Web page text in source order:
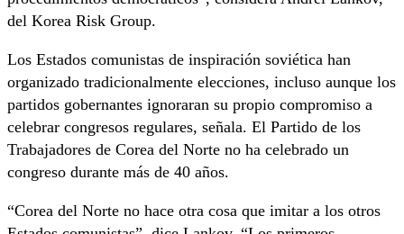
del Korea Risk Group.
Los Estados comunistas de inspiración soviética han
organizado tradicionalmente elecciones, incluso aunque los
partidos gobernantes ignoraran su propio compromiso a
celebrar congresos regulares, señala. El Partido de los
Trabajadores de Corea del Norte no ha celebrado un
congreso durante más de 40 años.
“Corea del Norte no hace otra cosa que imitar a los otros